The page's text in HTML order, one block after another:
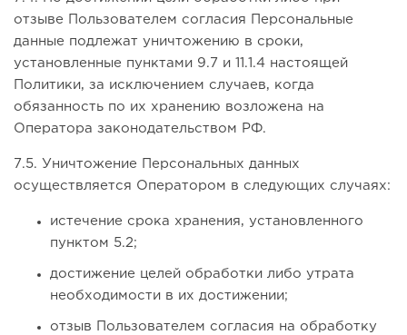
отзыве Пользователем согласия Персональные
данные подлежат уничтожению в сроки,
установленные пунктами 9.7 и 11.1.4 настоящей
Политики, за исключением случаев, когда
обязанность по их хранению возложена на
Оператора законодательством РФ.
7.5. Уничтожение Персональных данных
осуществляется Оператором в следующих случаях:
истечение срока хранения, установленного
пунктом 5.2;
достижение целей обработки либо утрата
необходимости в их достижении;
отзыв Пользователем согласия на обработку